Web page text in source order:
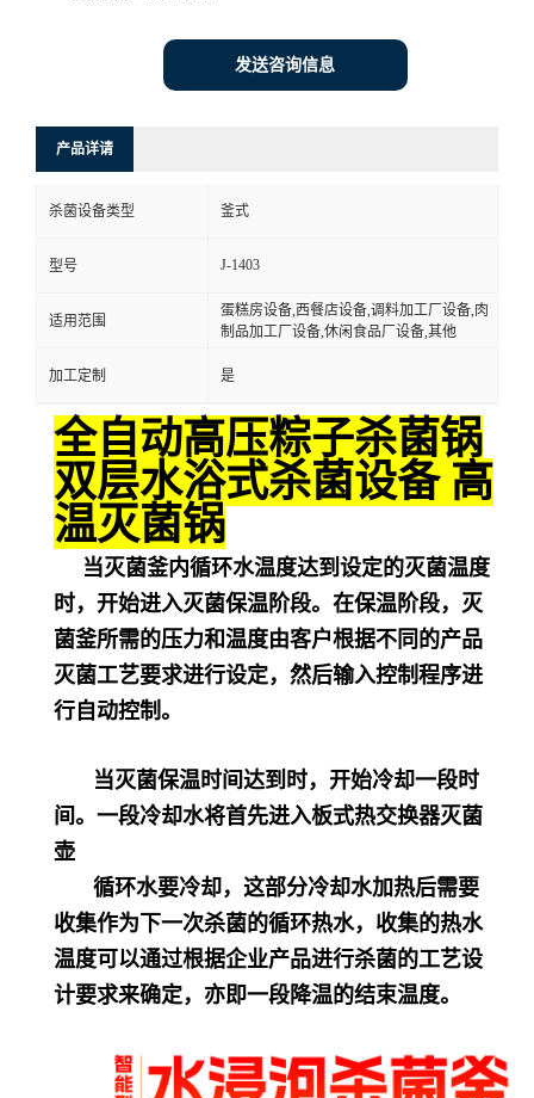
发送咨询信息
产品详请
杀菌设备类型 釜式
型号 J-1403
适用范围
蛋糕房设备,西餐店设备,调料加工厂设备,肉
制品加工厂设备,休闲食品厂设备,其他
加工定制 是
全自动高压粽子杀菌锅
双层水浴式杀菌设备 高
温灭菌锅
当灭菌釜内循环水温度达到设定的灭菌温度
时，开始进入灭菌保温阶段。在保温阶段，灭
菌釜所需的压力和温度由客户根据不同的产品
灭菌工艺要求进行设定，然后输入控制程序进
行自动控制。
当灭菌保温时间达到时，开始冷却一段时
间。一段冷却水将首先进入板式热交换器灭菌
壶
循环水要冷却，这部分冷却水加热后需要
收集作为下一次杀菌的循环热水，收集的热水
温度可以通过根据企业产品进行杀菌的工艺设
计要求来确定，亦即一段降温的结束温度。